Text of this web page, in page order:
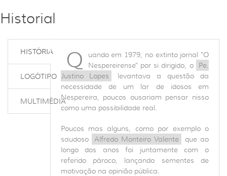
Historial
HISTÓRIA
LOGÓTIPO
MULTIMÉDIA
Q
uando em 1979, no extinto jornal "O
Nespereirense" por si dirigido, o
Pe.
Justino Lopes
levantava a questão da
necessidade de um lar de idosos em
Nespereira, poucos ousariam pensar nisso
como uma possibilidade real.
Poucos mas alguns, como por exemplo o
saudoso
Alfredo Monteiro Valente
que ao
longo dos anos foi juntamente com o
referido pároco, lançando sementes de
motivação na opinião pública.